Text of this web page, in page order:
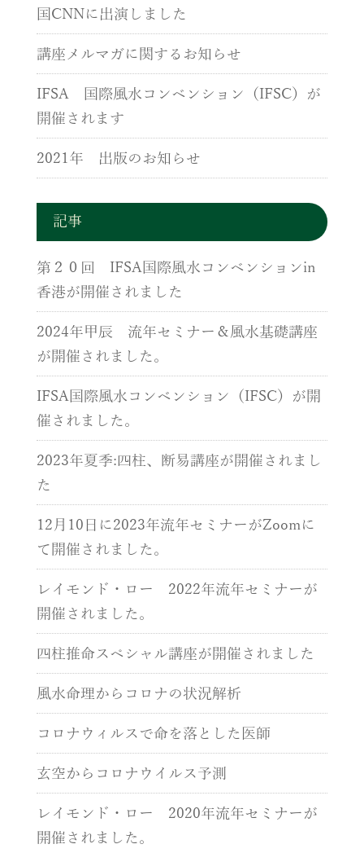
国CNNに出演しました
講座メルマガに関するお知らせ
IFSA 国際風水コンベンション（IFSC）が
開催されます
2021年 出版のお知らせ
記事
第２０回 IFSA国際風水コンベンションin
香港が開催されました
2024年甲辰 流年セミナー＆風水基礎講座
が開催されました。
IFSA国際風水コンベンション（IFSC）が開
催されました。
2023年夏季:四柱、断易講座が開催されまし
た
12月10日に2023年流年セミナーがZoomに
て開催されました。
レイモンド・ロー 2022年流年セミナーが
開催されました。
四柱推命スペシャル講座が開催されました
風水命理からコロナの状況解析
コロナウィルスで命を落とした医師
玄空からコロナウイルス予測
レイモンド・ロー 2020年流年セミナーが
開催されました。